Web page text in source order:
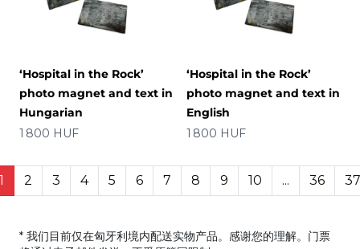
‘Hospital in the Rock’
photo magnet and text in
Hungarian
价格
1 800 HUF
‘Hospital in the Rock’
photo magnet and text in
English
价格
1 800 HUF
1 2 3 4 5 6 7 8 9 10 ... 36 37
* 我们目前仅在匈牙利境内配送实物产品。感谢您的理解。门票